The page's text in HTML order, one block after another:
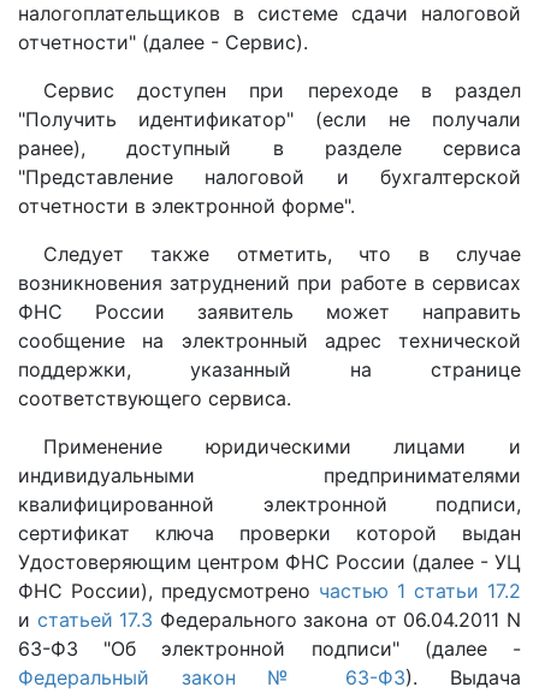
налогоплательщиков в системе сдачи налоговой
отчетности" (далее - Сервис).
Сервис доступен при переходе в раздел
"Получить идентификатор" (если не получали
ранее), доступный в разделе сервиса
"Представление налоговой и бухгалтерской
отчетности в электронной форме".
Следует также отметить, что в случае
возникновения затруднений при работе в сервисах
ФНС России заявитель может направить
сообщение на электронный адрес технической
поддержки, указанный на странице
соответствующего сервиса.
Применение юридическими лицами и
индивидуальными предпринимателями
квалифицированной электронной подписи,
сертификат ключа проверки которой выдан
Удостоверяющим центром ФНС России (далее - УЦ
ФНС России), предусмотрено частью 1 статьи 17.2
и статьей 17.3 Федерального закона от 06.04.2011 N
63-ФЗ "Об электронной подписи" (далее -
Федеральный закон № 63-ФЗ). Выдача